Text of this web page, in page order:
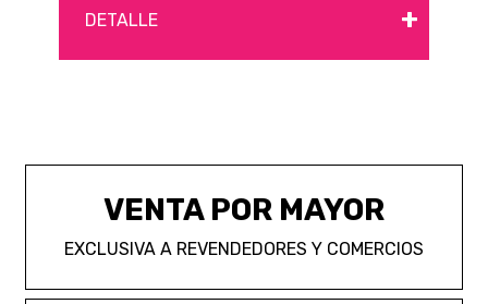
DETALLE +
VENTA POR MAYOR
EXCLUSIVA A REVENDEDORES Y COMERCIOS